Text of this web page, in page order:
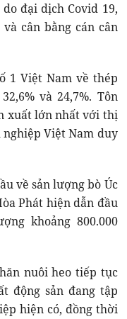
đại dịch Covid 19,
cân bằng cán cân
1 Việt Nam về thép
và 24,7%. Tôn
xuất lớn nhất với thị
nghiệp Việt Nam duy
về sản lượng bò Úc
Phát hiện dẫn đầu
khoảng 800.000
nuôi heo tiếp tục
động sản đang tập
hiện có, đồng thời